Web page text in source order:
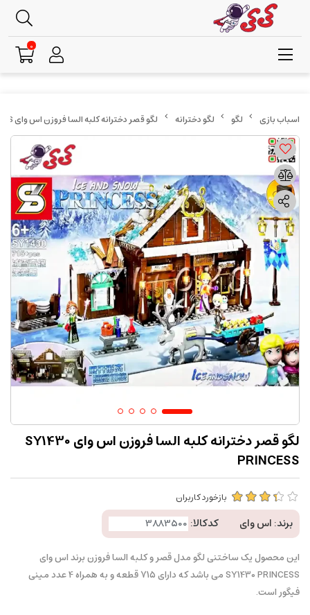
لگو لگو دخترانه لگو قصر دخترانه کلبه السا فروزن اس وای SY1430 PRINCESS
لگو قصر دخترانه کلبه السا فروزن اس وای SY1430
PRINCESS
بازخورد کاربران
برند: اس وای کدکالا:
این محصول یک ساختنی لگو مدل قصر و کلبه السا فروزن برند اس وای
SY1430 PRINCESS می باشد که دارای 715 قطعه و به همراه 4 عدد مینی
فیگور است.
0